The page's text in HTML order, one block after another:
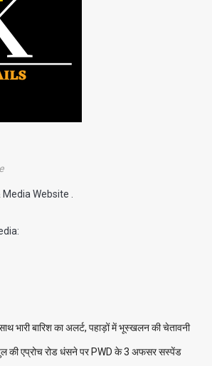
Website .
बारिश का अलर्ट, पहाड़ों में भूस्खलन की चेतावनी
की एप्रोच रोड धंसने पर PWD के 3 अफसर सस्पेंड